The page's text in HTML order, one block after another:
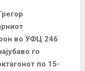
во УФЦ 246
го
по 15-